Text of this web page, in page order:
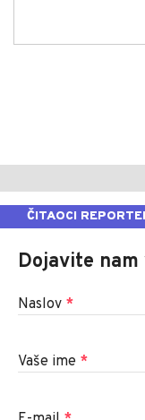
ČITAOCI
Dojavite
Naslov *
Vaše ime *